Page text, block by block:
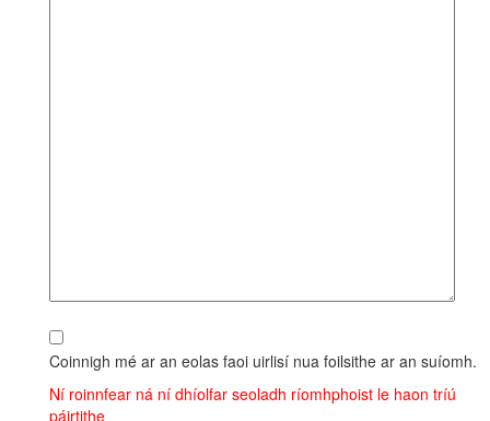
Coinnigh mé ar an eolas faoi uirlisí nua foilsithe ar an suíomh.
Ní roinnfear ná ní dhíolfar seoladh ríomhphoist le haon tríú
páirtithe